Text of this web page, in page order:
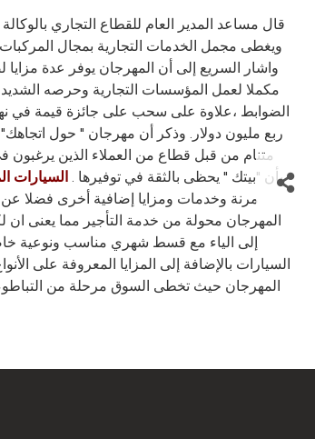
قال مساعد المدير العام للقطاع التجاري
واشار السريع إلى أن المهرجان يوفر عدة
مكملا لعمل المؤسسات التجارية وحرصه الشديد
ربع مليون دولار. وذكر أن مهرجان " حول اتجاهك"
متنام من قبل قطاع من العملاء الذين يرغبون
بأن "بيتك " يحظى بالثقة في توفيرها . السيارات
مرنة وخدمات ومزايا إضافية أخرى فضلا
المهرجان محولة من خدمة التأجير مما يعنى
السيارات بالإضافة إلى المزايا المعروفة على
المهرجان حيث تخطى السوق مرحلة من التباطوء